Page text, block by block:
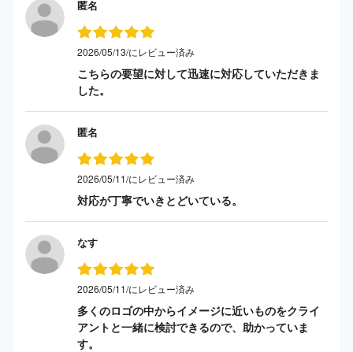
匿名
2026/05/13/にレビュー済み
こちらの要望に対して迅速に対応していただきま
した。
匿名
2026/05/11/にレビュー済み
対応が丁寧でいきとどいている。
なす
2026/05/11/にレビュー済み
多くのロゴの中からイメージに近いものをクライ
アントと一緒に検討できるので、助かっていま
す。